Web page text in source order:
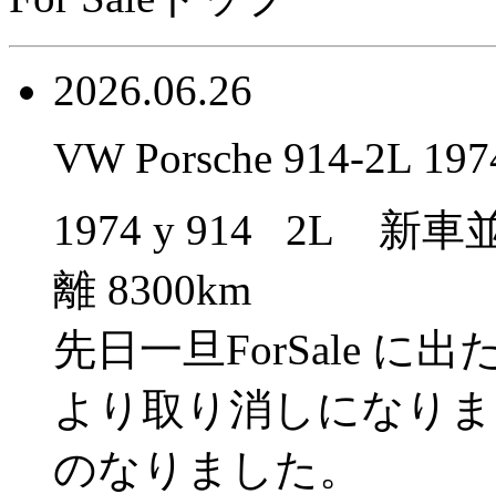
2026.06.26
VW Porsche 914-2L
1974 y 914 2L 新
離 8300km
先日一旦ForSale に出
より取り消しになり
のなりました。